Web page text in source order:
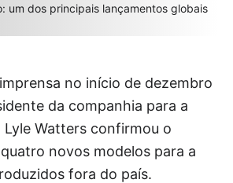
um dos principais lançamentos globais
no início de dezembro
da companhia para a
Lyle Watters confirmou o
novos modelos para a
fora do país.